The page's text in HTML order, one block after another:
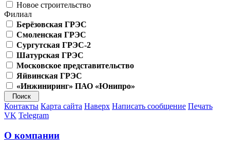
Новое строительство
Филиал
Берёзовская ГРЭС
Смоленская ГРЭС
Сургутская ГРЭС-2
Шатурская ГРЭС
Московское представительство
Яйвинская ГРЭС
«Инжиниринг» ПАО «Юнипро»
Контакты Карта сайта Наверх Написать сообщение Печать
VK Telegram
О компании